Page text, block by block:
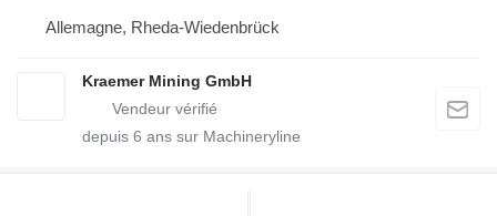
Allemagne, Rheda-Wiedenbrück
Kraemer Mining GmbH
depuis 6 ans sur Machineryline